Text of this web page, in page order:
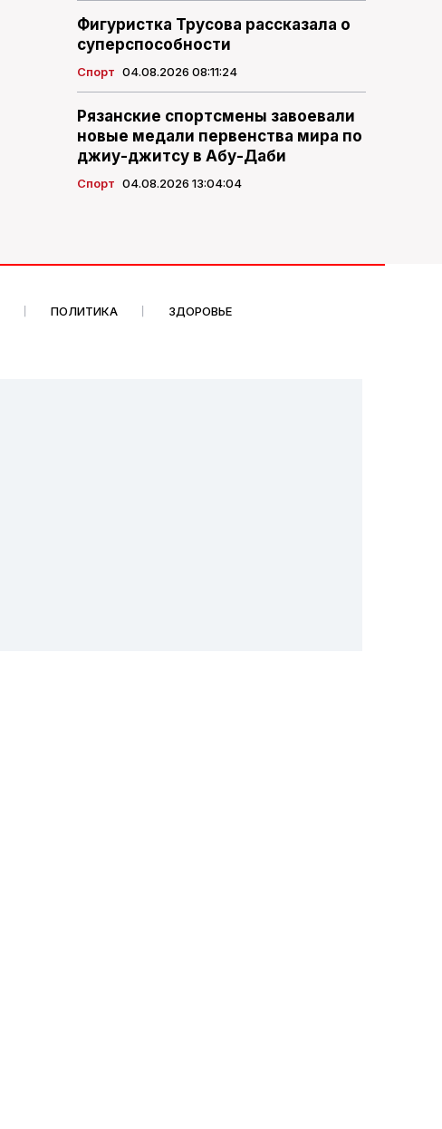
Фигуристка Трусова рассказала о
суперспособности
Спорт 04.08.2026 08:11:24
Рязанские спортсмены завоевали
новые медали первенства мира по
джиу-джитсу в Абу-Даби
Спорт 04.08.2026 13:04:04
ПОЛИТИКА ЗДОРОВЬЕ